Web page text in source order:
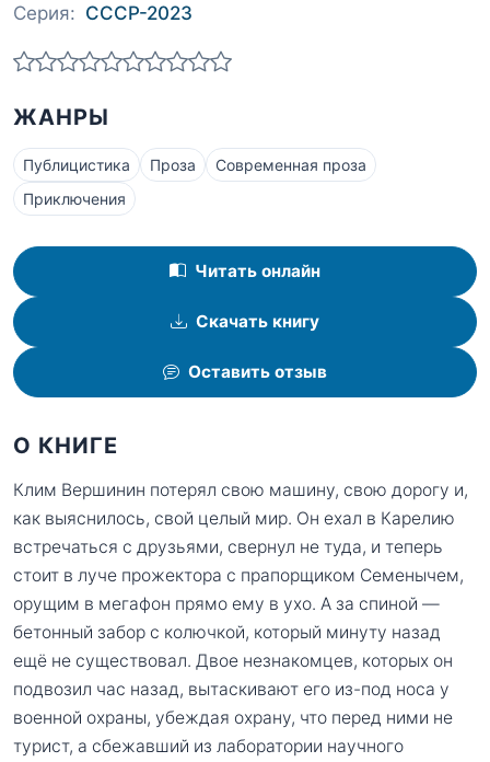
Серия: СССР-2023
ЖАНРЫ
Публицистика Проза
Современная проза
Приключения
Читать онлайн
Скачать книгу
Оставить отзыв
О КНИГЕ
Клим Вершинин потерял свою машину, свою дорогу и,
как выяснилось, свой целый мир. Он ехал в Карелию
встречаться с друзьями, свернул не туда, и теперь
стоит в луче прожектора с прапорщиком Семенычем,
орущим в мегафон прямо ему в ухо. А за спиной —
бетонный забор с колючкой, который минуту назад
ещё не существовал. Двое незнакомцев, которых он
подвозил час назад, вытаскивают его из-под носа у
военной охраны, убеждая охрану, что перед ними не
турист, а сбежавший из лаборатории научного